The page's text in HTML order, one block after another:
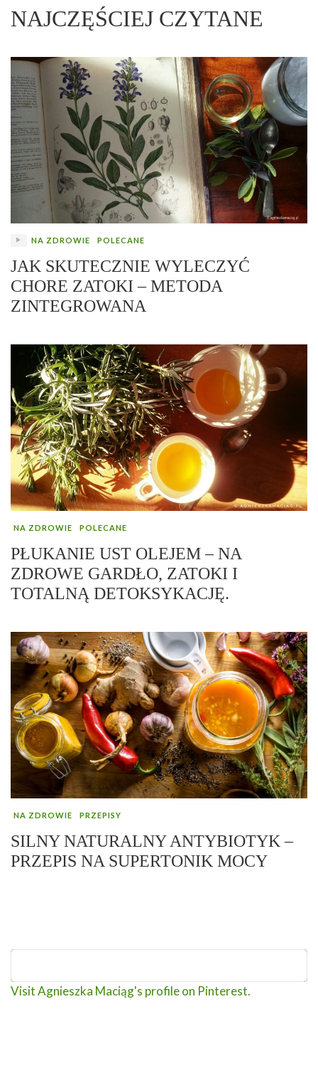
NAJCZĘŚCIEJ CZYTANE
NA ZDROWIE POLECANE
JAK SKUTECZNIE WYLECZYĆ
CHORE ZATOKI – METODA
ZINTEGROWANA
NA ZDROWIE POLECANE
PŁUKANIE UST OLEJEM – NA
ZDROWE GARDŁO, ZATOKI I
TOTALNĄ DETOKSYKACJĘ.
NA ZDROWIE PRZEPISY
SILNY NATURALNY ANTYBIOTYK –
PRZEPIS NA SUPERTONIK MOCY
Visit Agnieszka Maciąg's profile on Pinterest.